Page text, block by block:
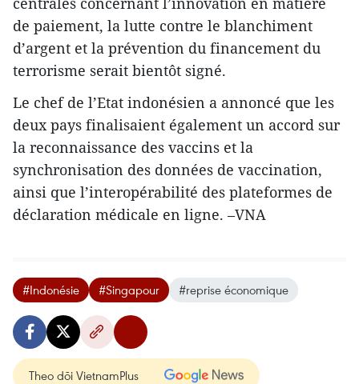
de paiement, la lutte contre le blanchiment
d’argent et la prévention du financement du
terrorisme serait bientôt signé.
Le chef de l’Etat indonésien a annoncé que les
deux pays finalisaient également un accord sur
la reconnaissance des vaccins et la
synchronisation des données de vaccination,
ainsi que l’interopérabilité des plateformes de
déclaration médicale en ligne. –VNA
#Indonésie #Singapour #reprise économique
Theo dõi VietnamPlus